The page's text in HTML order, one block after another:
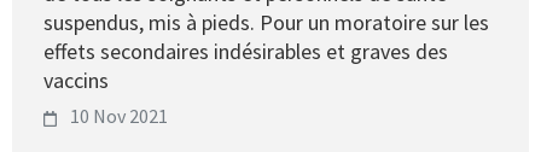
suspendus, mis à pieds. Pour un moratoire sur les
effets secondaires indésirables et graves des
vaccins
10 Nov 2021